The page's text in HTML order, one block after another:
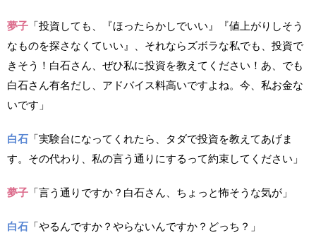
夢子 「投資しても、『ほったらかしでいい』『値上がりしそう
なものを探さなくていい』、それならズボラな私でも、投資で
きそう！白石さん、ぜひ私に投資を教えてください！あ、でも
白石さん有名だし、アドバイス料高いですよね。今、私お金な
いです」
白石 「実験台になってくれたら、タダで投資を教えてあげま
す。その代わり、私の言う通りにするって約束してください」
夢子 「言う通りですか？白石さん、ちょっと怖そうな気が」
白石 「やるんですか？やらないんですか？どっち？」